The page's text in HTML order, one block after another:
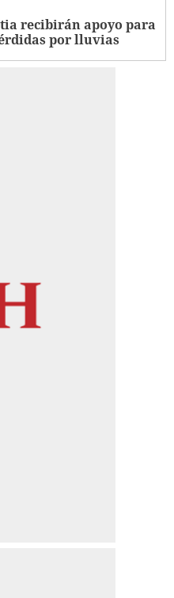
recibirán apoyo para
por lluvias